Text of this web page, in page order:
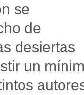
se
de
desiertas
un